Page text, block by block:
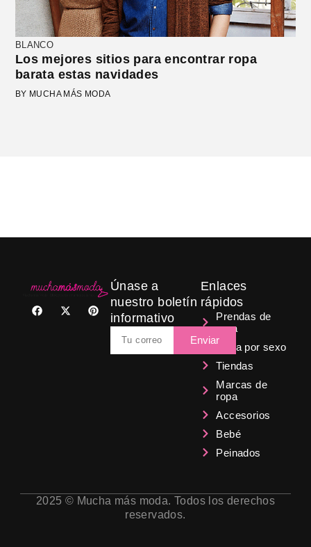
BLANCO
Los mejores sitios para encontrar ropa
barata estas navidades
BY MUCHA MÁS MODA
F
a
X
-
P
i
Enlaces
rápidos
Prendas de
ropa
Ropa por sexo
Tiendas
Marcas de
ropa
Accesorios
Bebé
Peinados
Únase a
nuestro boletín
informativo
Enviar
2025 © Mucha más moda. Todos los derechos
reservados.